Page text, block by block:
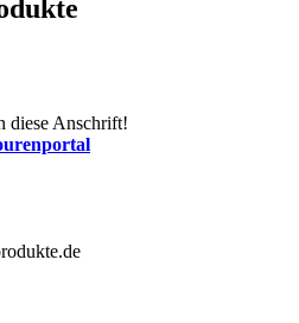
diese Anschrift!